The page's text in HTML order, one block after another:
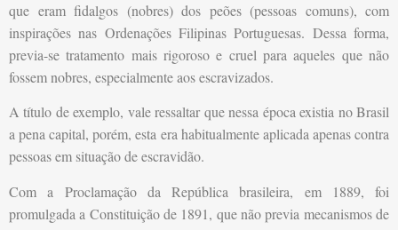
que eram fidalgos (nobres) dos peões (pessoas comuns), com
inspirações nas Ordenações Filipinas Portuguesas. Dessa forma,
previa-se tratamento mais rigoroso e cruel para aqueles que não
fossem nobres, especialmente aos escravizados.
A título de exemplo, vale ressaltar que nessa época existia no Brasil
a pena capital, porém, esta era habitualmente aplicada apenas contra
pessoas em situação de escravidão.
Com a Proclamação da República brasileira, em 1889, foi
promulgada a Constituição de 1891, que não previa mecanismos de